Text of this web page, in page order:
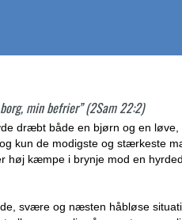
min befrier” (2Sam 22:2)
dræbt både en bjørn og en
kun de modigste og stærkeste
høj kæmpe i brynje mod en
svære og næsten håbløse